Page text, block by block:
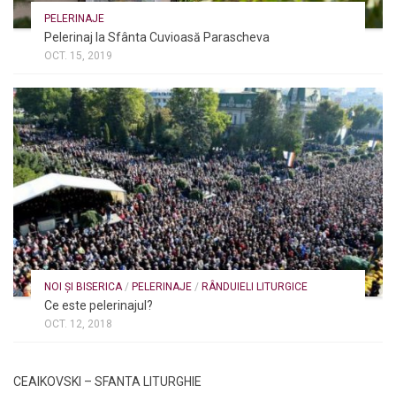
PELERINAJE
Pelerinaj la Sfânta Cuvioasă Parascheva
OCT. 15, 2019
NOI ȘI BISERICA / PELERINAJE / RÂNDUIELI LITURGICE
Ce este pelerinajul?
OCT. 12, 2018
CEAIKOVSKI – SFANTA LITURGHIE